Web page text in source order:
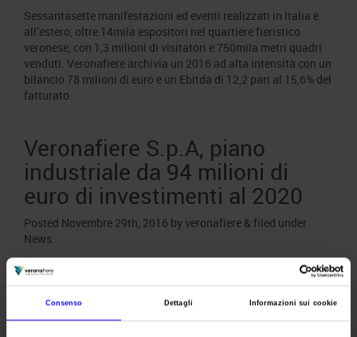
Consenso Dettagli Informazioni sui cookie
Sessantasette manifestazioni ed eventi realizzati in Italia e
all’estero, oltre 14mila espositori nel quartiere fieristico
veronese, con 1,3 milioni di visitatori e 750mila metri quadri
venduti. Veronafiere archivia un 2016 ad alta intensità con un
bilancio 78 milioni di euro e un Ebitda di 12,2 pari al 15,6% del
fatturato.
Veronafiere S.p.A, piano
industriale da 94 milioni di
euro di investimenti al 2020
Posted Novembre 29th, 2016 by veronafiere & filed under
News.
Entro il 2020 investimenti per 94 milioni di euro concentrati
su cinque asset di crescita, con un volume d’affari da
di euro, pari al 19% dei ricavi.